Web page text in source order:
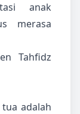
anak
merasa
Tahfidz
adalah